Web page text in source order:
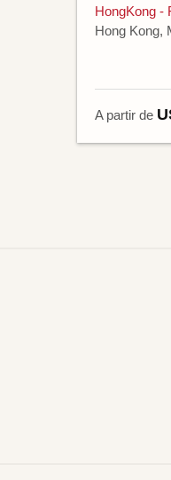
HongKong -
Hong Kong,
A partir de